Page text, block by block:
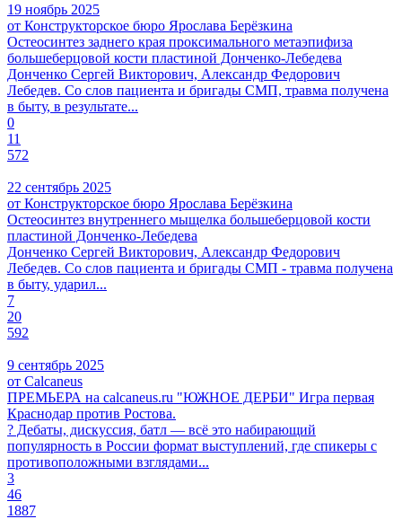
19 ноябрь 2025
от Конструкторское бюро Ярослава Берёзкина
Остеосинтез заднего края проксимального метаэпифиза
большеберцовой кости пластиной Донченко-Лебедева
Донченко Сергей Викторович, Александр Федорович
Лебедев. Со слов пациента и бригады СМП, травма получена
в быту, в результате...
0
11
572
22 сентябрь 2025
от Конструкторское бюро Ярослава Берёзкина
Остеосинтез внутреннего мыщелка большеберцовой кости
пластиной Донченко-Лебедева
Донченко Сергей Викторович, Александр Федорович
Лебедев. Со слов пациента и бригады СМП - травма получена
в быту, ударил...
7
20
592
9 сентябрь 2025
от Calcaneus
ПРЕМЬЕРА на calcaneus.ru "ЮЖНОЕ ДЕРБИ" Игра первая
Краснодар против Ростова.
? Дебаты, дискуссия, батл — всё это набирающий
популярность в России формат выступлений, где спикеры с
противоположными взглядами...
3
46
1887